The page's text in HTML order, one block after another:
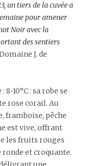
un tiers de la cuvée a
pour amener
Noir avec la
des sentiers
J. de
10°C : sa robe se
rose corail. Au
framboise, pêche
est vive, offrant
les fruits rouges
et croquante.